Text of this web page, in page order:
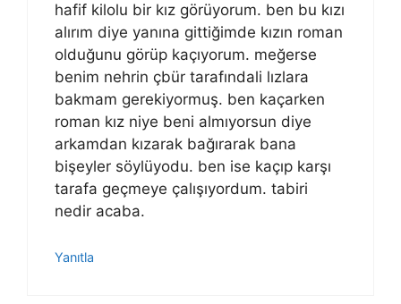
hafif kilolu bir kız görüyorum. ben bu kızı
alırım diye yanına gittiğimde kızın roman
olduğunu görüp kaçıyorum. meğerse
benim nehrin çbür tarafındali lızlara
bakmam gerekiyormuş. ben kaçarken
roman kız niye beni almıyorsun diye
arkamdan kızarak bağırarak bana
bişeyler söylüyodu. ben ise kaçıp karşı
tarafa geçmeye çalışıyordum. tabiri
nedir acaba.
Yanıtla